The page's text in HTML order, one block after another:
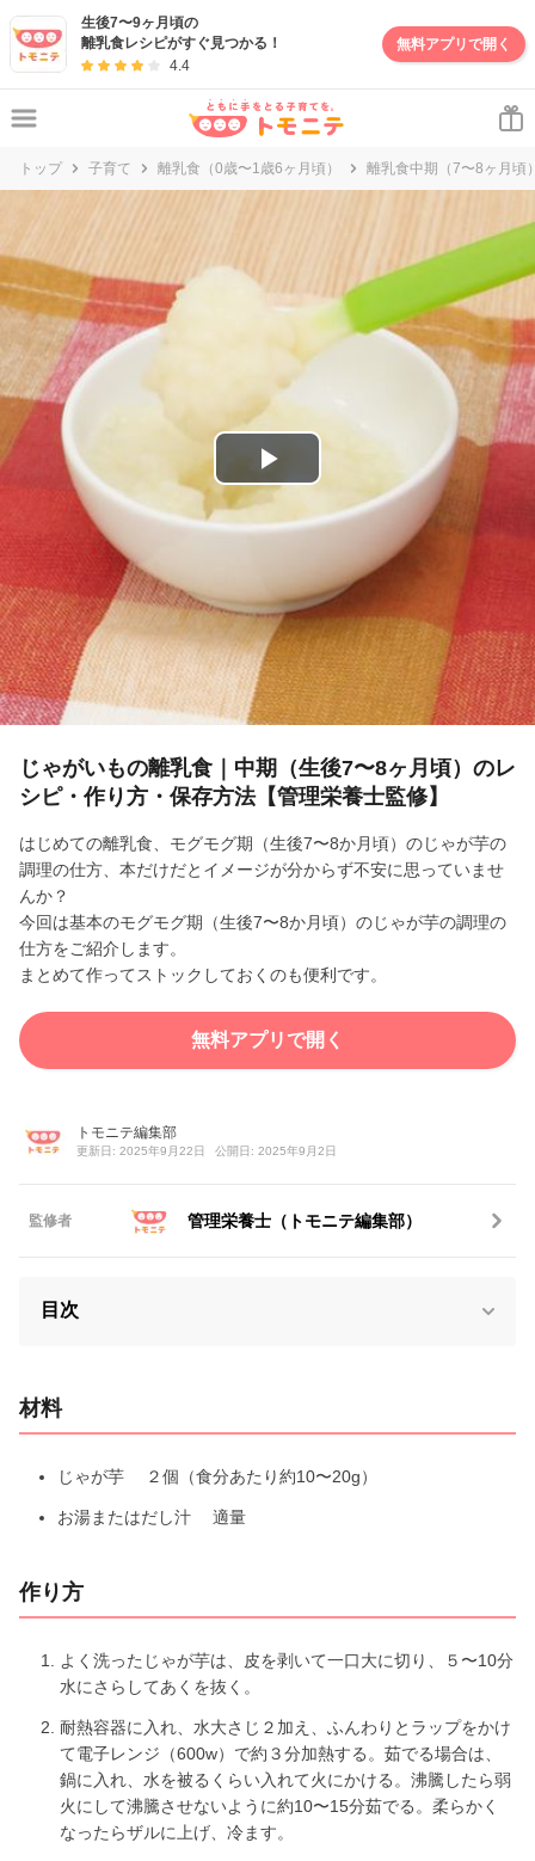
生後7〜9ヶ月頃の
離乳食レシピがすぐ見つかる！
4.4
無料アプリで開く
トップ 子育て 離乳食（0歳〜1歳6ヶ月頃） 離乳食中期（7〜8ヶ月頃
P
l
a
y
V
i
d
e
o
じゃがいもの離乳食｜中期（生後7〜8ヶ月頃）のレ
シピ・作り方・保存方法【管理栄養士監修】
はじめての離乳食、モグモグ期（生後7〜8か月頃）のじゃが芋の
調理の仕方、本だけだとイメージが分からず不安に思っていませ
んか？
今回は基本のモグモグ期（生後7〜8か月頃）のじゃが芋の調理の
仕方をご紹介します。
まとめて作ってストックしておくのも便利です。
無料アプリで開く
トモニテ編集部
更新日: 2025年9月22日 公開日: 2025年9月2日
監修者 管理栄養士（トモニテ編集部）
目次
材料
じゃが芋 ２個（食分あたり約10〜20g）
お湯またはだし汁 適量
作り方
よく洗ったじゃが芋は、皮を剥いて一口大に切り、５〜10分
水にさらしてあくを抜く。
耐熱容器に入れ、水大さじ２加え、ふんわりとラップをかけ
て電子レンジ（600w）で約３分加熱する。茹でる場合は、
鍋に入れ、水を被るくらい入れて火にかける。沸騰したら弱
火にして沸騰させないように約10〜15分茹でる。柔らかく
なったらザルに上げ、冷ます。
妊娠・出産・子育て情報サイト | トモニテ